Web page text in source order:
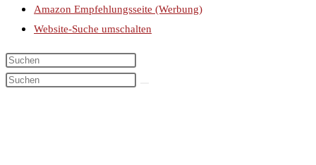
Amazon Empfehlungsseite (Werbung)
Website-Suche umschalten